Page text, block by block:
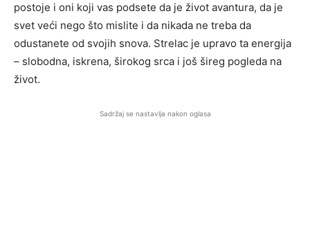
postoje i oni koji vas podsete da je život avantura, da je
svet veći nego što mislite i da nikada ne treba da
odustanete od svojih snova. Strelac je upravo ta energija
– slobodna, iskrena, širokog srca i još šireg pogleda na
život.
Sadržaj se nastavlja nakon oglasa